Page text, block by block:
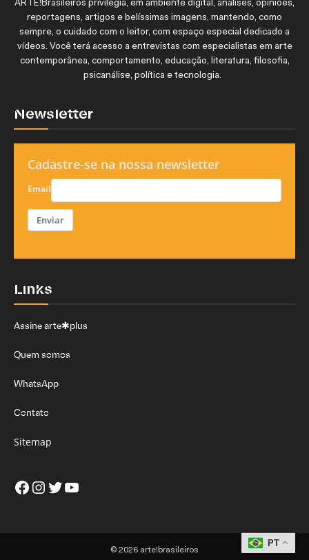
ARTE!Brasileiros privilegia, em ambiente digital, análises, opiniões,
reportagens, artigos e belíssimas imagens, mantendo, como
sempre, o cuidado com o leitor, com espaço especial dedicado a
vídeos. Você terá acesso a entrevistas com especialistas em arte
contemporânea, comportamento, educação, literatura, filosofia,
psicanálise, política e tecnologia.
Newsletter
Cadastre-se na nossa newsletter
Email
Enviar
Links
Assine arte✱plus
Quem somos
WhatsApp
Contato
Sitemap
Facebook
Instagram
Twitter
Youtube
© 2026 arte!brasileiros
PT